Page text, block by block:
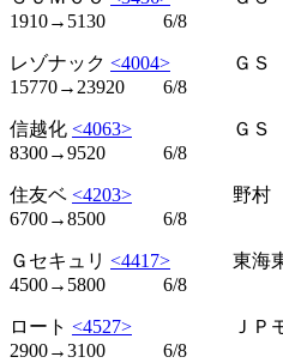
1910→5130 6/8
レゾナック <4004> Ｇ
15770→23920 6/8
信越化 <4063> Ｇ
8300→9520 6/8
住友ベ <4203> 野
6700→8500 6/8
Ｇセキュリ <4417> 東海
4500→5800 6/8
ロート <4527> ＪＰ
2900→3100 6/8